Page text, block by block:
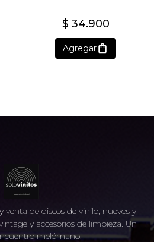
$ 34.900
Agregar
venta de discos de vinilo, nuevos y
y accesorios de limpieza. Un
melómano.